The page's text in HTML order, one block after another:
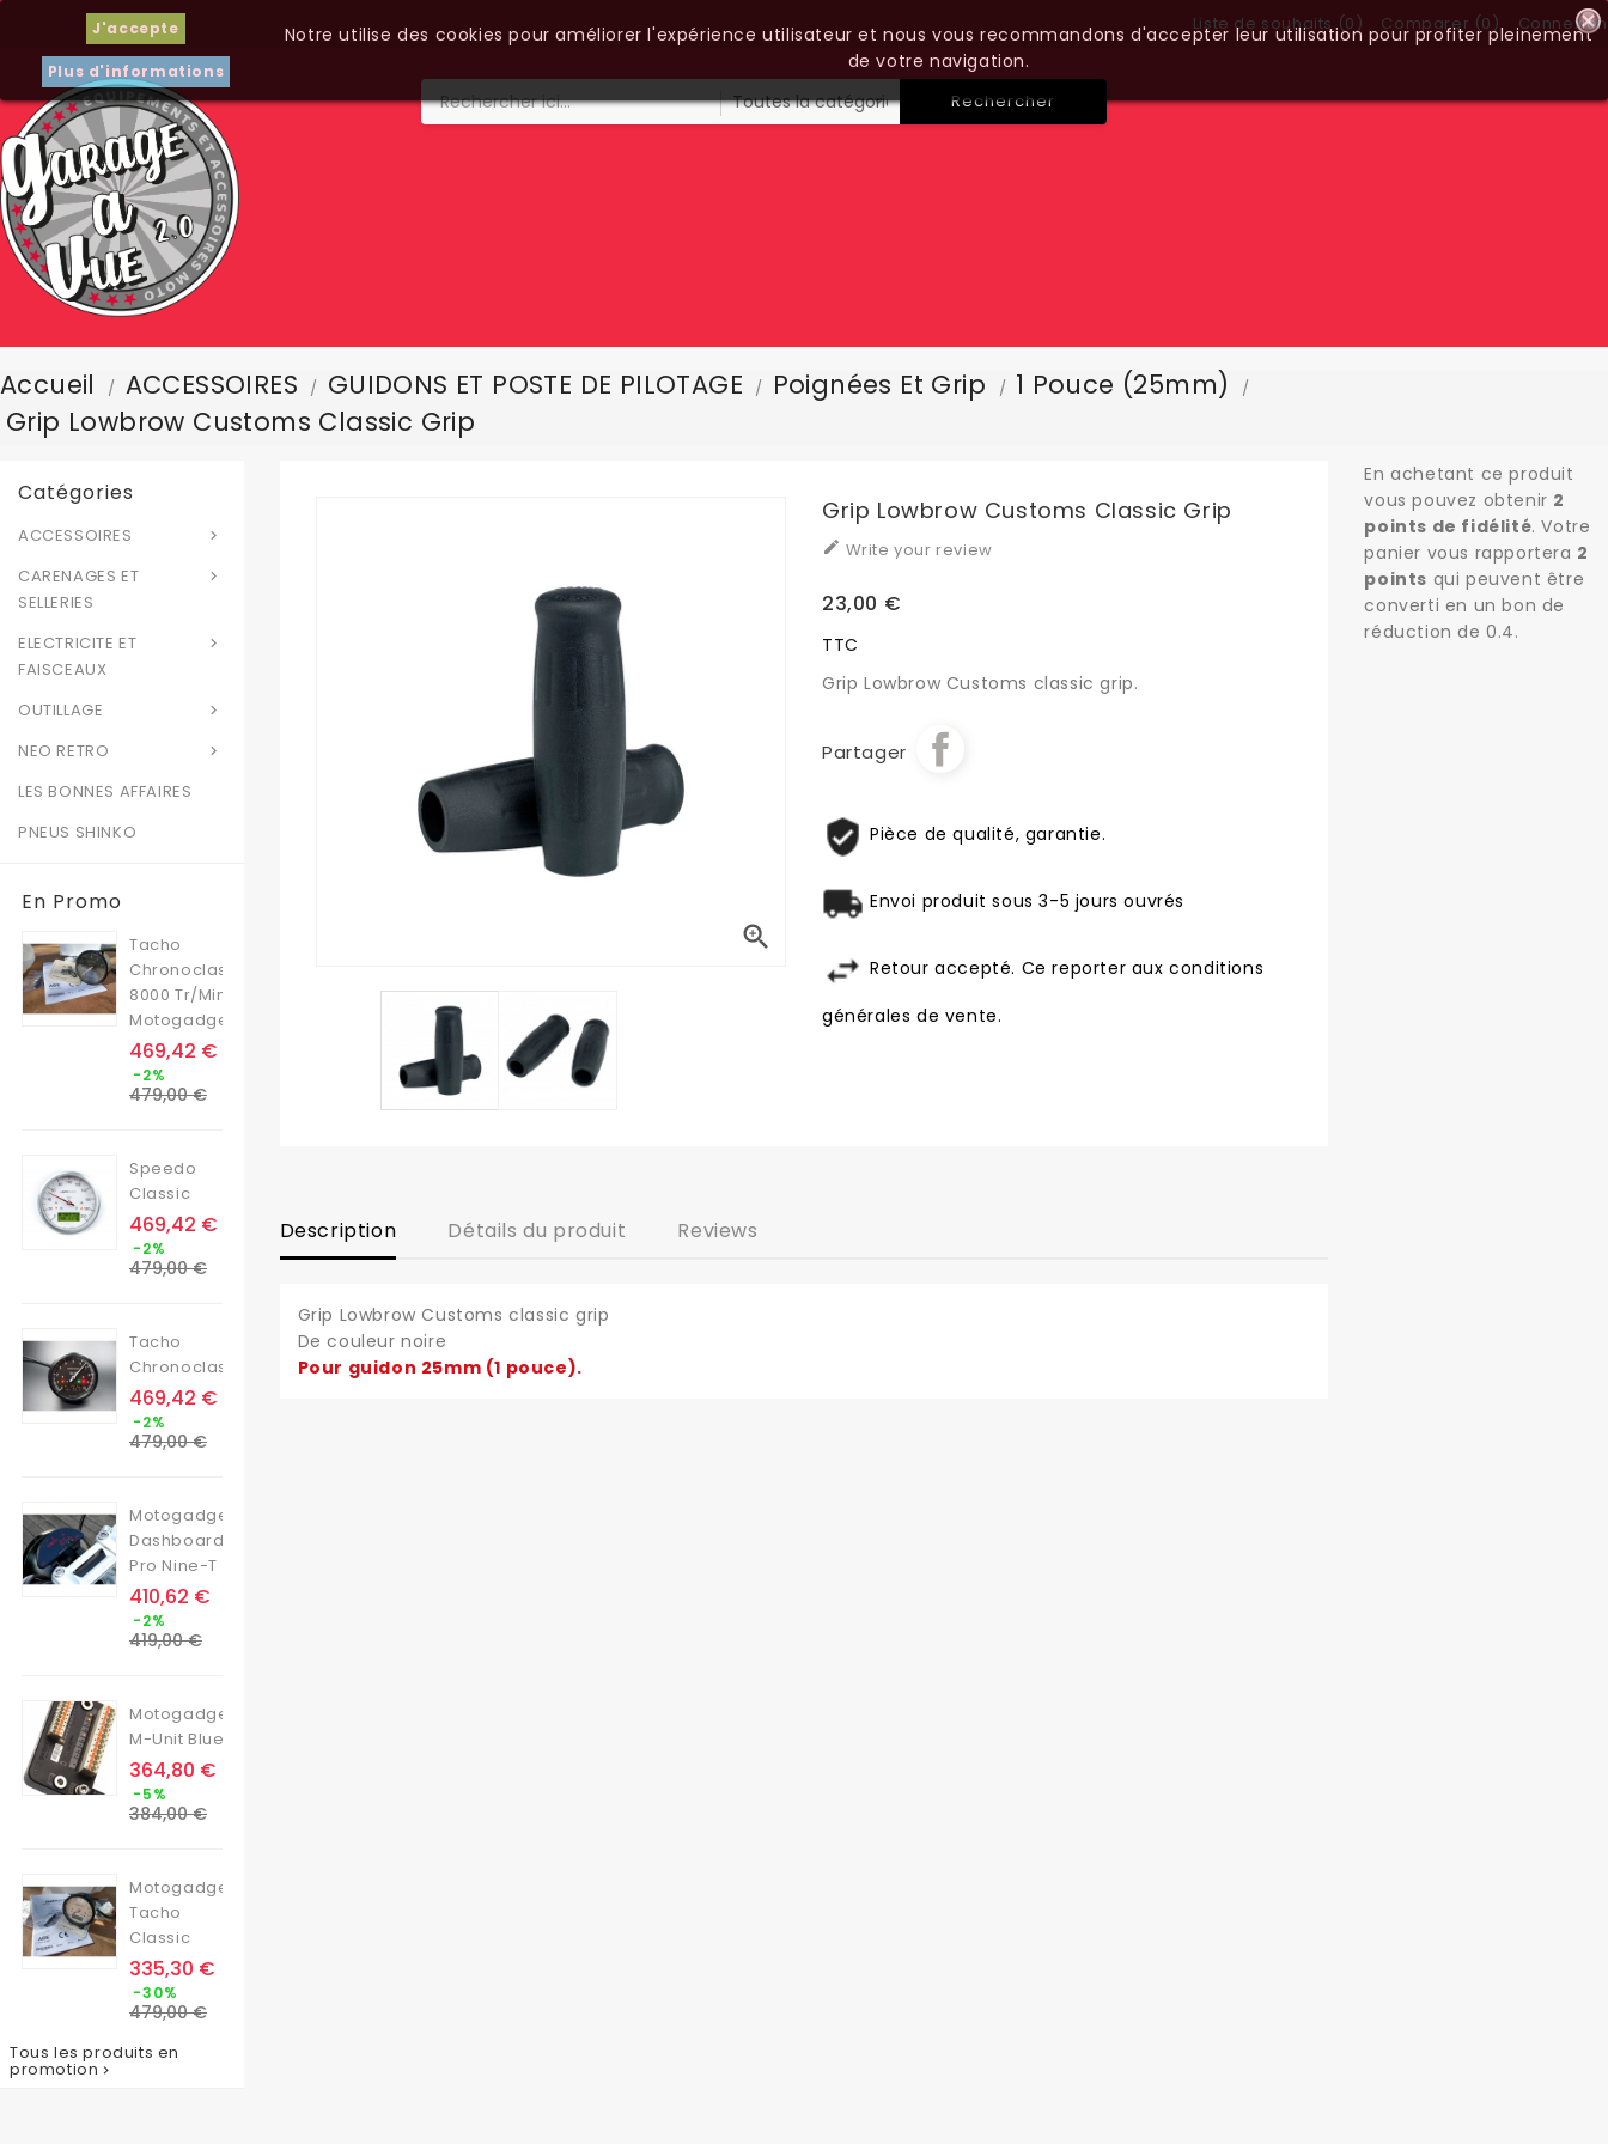
Connexion
Comparer (0)
Liste de souhaits (0)
Rechercher
J'accepte
Plus d'informations
Notre utilise des cookies pour améliorer l'expérience utilisateur et nous vous recommandons d'accepter leur utilisation pour profiter pleinement
de votre navigation.
Accueil ACCESSOIRES GUIDONS ET POSTE DE PILOTAGE Poignées Et Grip
1 Pouce (25mm)
Grip Lowbrow Customs Classic Grip
Catégories

ACCESSOIRES

CARENAGES ET
SELLERIES

ELECTRICITE ET
FAISCEAUX

OUTILLAGE

NEO RETRO
LES BONNES AFFAIRES
PNEUS SHINKO
En Promo
Tacho
Chronoclassic
8000 Tr/min
Motogadget
Prix
469,42 €
-2%
de
479,00 €
Speedo
Classic
Prix
469,42 €
-2%
de
479,00 €
Tacho
Chronoclassic
Prix
469,42 €
-2%
de
479,00 €
Motogadget
Dashboard
Pro Nine-T
Prix
410,62 €
-2%
de
419,00 €
Motogadget
M-Unit Blue
Prix
364,80 €
-5%
de
384,00 €
Motogadget
Tacho
Classic
Prix
335,30 €
-30%
de
479,00 €
Tous les produits en
promotion 

Grip Lowbrow Customs Classic Grip
 Write your review
23,00 €
TTC
Grip Lowbrow Customs classic grip.
Partager
Pièce de qualité, garantie.
Envoi produit sous 3-5 jours ouvrés
Retour accepté. Ce reporter aux conditions
générales de vente.
Description Détails du produit Reviews
Grip Lowbrow Customs classic grip
De couleur noire
Pour guidon 25mm (1 pouce).
En achetant ce produit
vous pouvez obtenir 2
points de fidélité. Votre
panier vous rapportera 2
points qui peuvent être
converti en un bon de
réduction de0.4.